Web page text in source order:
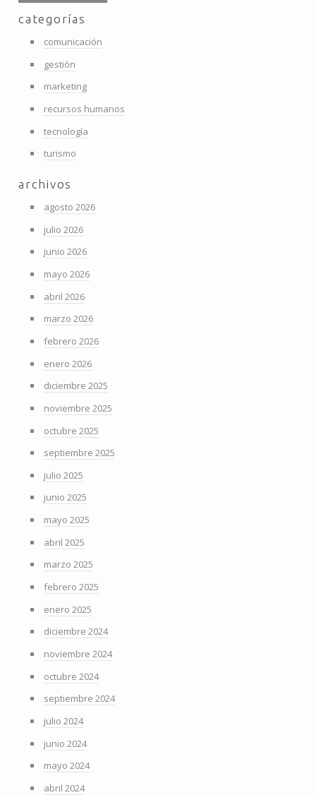
categorías
comunicación
gestión
marketing
recursos humanos
tecnología
turismo
archivos
agosto 2026
julio 2026
junio 2026
mayo 2026
abril 2026
marzo 2026
febrero 2026
enero 2026
diciembre 2025
noviembre 2025
octubre 2025
septiembre 2025
julio 2025
junio 2025
mayo 2025
abril 2025
marzo 2025
febrero 2025
enero 2025
diciembre 2024
noviembre 2024
octubre 2024
septiembre 2024
julio 2024
junio 2024
mayo 2024
abril 2024